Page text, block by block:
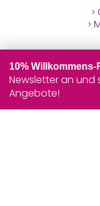
10% Willkommens-
Newsletter an und
Angebote!